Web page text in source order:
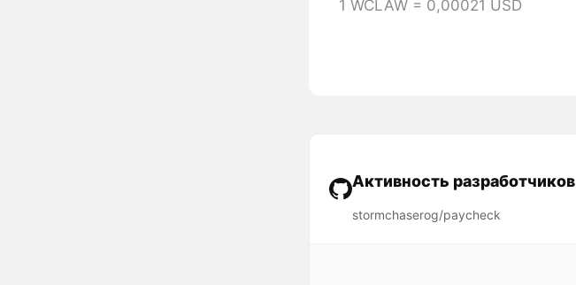
1 WCLAW = 0,00021 USD
Активность разработчиков
stormchaserog/paycheck